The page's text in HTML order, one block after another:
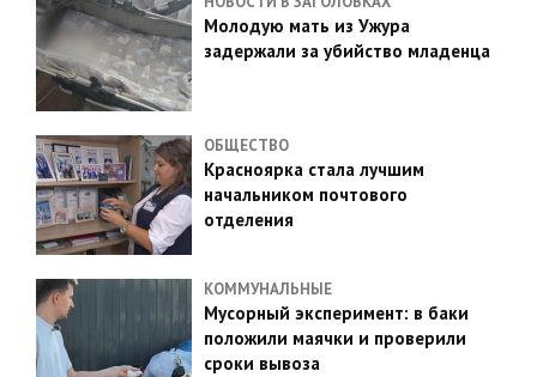
Молодую мать из Ужура
задержали за убийство младенца
ОБЩЕСТВО
Красноярка стала лучшим
начальником почтового
отделения
КОММУНАЛЬНЫЕ
Мусорный эксперимент: в баки
положили маячки и проверили
сроки вывоза